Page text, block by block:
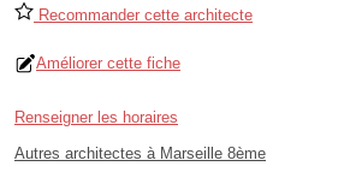
Recommander cette architecte
Améliorer cette fiche
Renseigner les horaires
Autres architectes à Marseille 8ème